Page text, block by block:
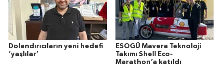
Dolandırıcıların yeni hedefi
‘yaşlılar’
ESOGÜ Mavera Teknoloji
Takımı Shell Eco-
Marathon’a katıldı